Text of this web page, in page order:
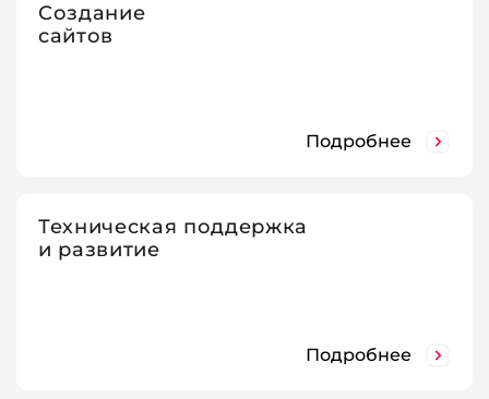
Создание
сайтов
Подробнее
Техническая поддержка
и развитие
Подробнее